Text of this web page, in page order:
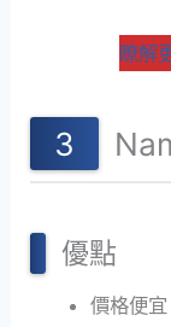
瞭解
優點
價格便宜